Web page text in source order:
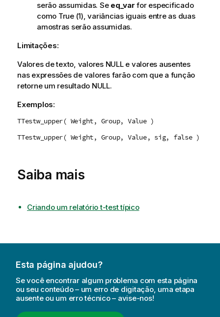
serão assumidas. Se eq_var for especificado
como True(1), variâncias iguais entre as duas
amostras serão assumidas.
Limitações:
Valores de texto, valores NULLe valores ausentes
nas expressões de valores farão com que a função
retorne um resultado NULL.
Exemplos:
TTestw_upper( Weight, Group, Value )
TTestw_upper( Weight, Group, Value, sig, false )
Saiba mais
Criando um relatório t-test típico
Esta página ajudou?
Se você encontrar algum problema com esta página
ou seu conteúdo – um erro de digitação, uma etapa
ausente ou um erro técnico – avise-nos!